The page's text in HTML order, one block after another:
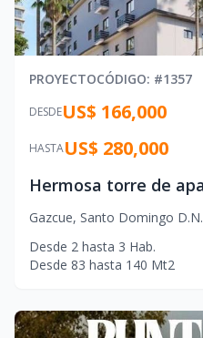
PROYECTOCÓDIGO: #1357
DESDEUS$ 166,000
HASTAUS$ 280,000
Gazcue, Santo Domingo D.N.
Desde 2 hasta 3 Hab.
Desde 83 hasta 140 Mt2